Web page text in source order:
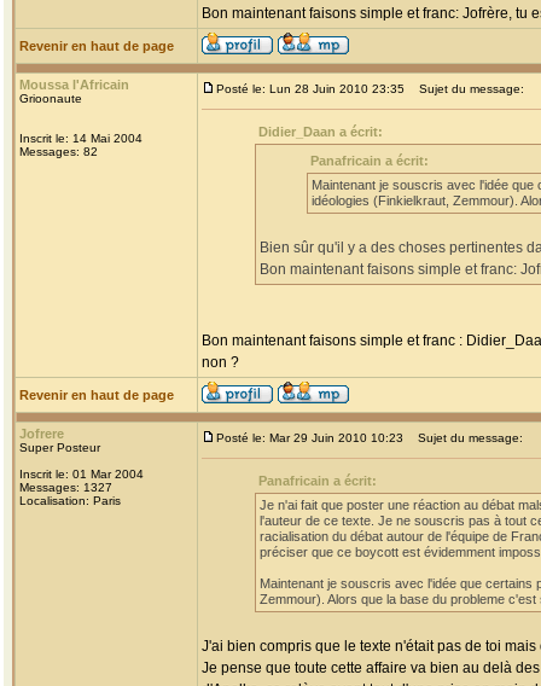
Bon maintenant faisons simple et franc: Jofrère, tu
Revenir en haut de page
Moussa l'Africain
Grioonaute
Inscrit le: 14 Mai 2004
Messages: 82
Posté le: Lun 28 Juin 2010 23:35 Sujet du message:
Didier_Daan a écrit:
Panafricain a écrit:
Maintenant je souscris avec l'idée que
idéologies (Finkielkraut, Zemmour).
Bien sûr qu'il y a des choses pertinentes
Bon maintenant faisons simple et franc:
Bon maintenant faisons simple et franc :
non ?
Revenir en haut de page
Jofrere
Super Posteur
Inscrit le: 01 Mar 2004
Messages: 1327
Localisation: Paris
Posté le: Mar 29 Juin 2010 10:23 Sujet du message:
Panafricain a écrit:
Je n'ai fait que poster une réaction au débat
l'auteur de ce texte. Je ne souscris pas à tout
racialisation du débat autour de l'équipe de
préciser que ce boycott est évidemment
Maintenant je souscris avec l'idée que certains
Zemmour). Alors que la base du probleme
J'ai bien compris que le texte n'était pas de toi
Je pense que toute cette affaire va bien au delà